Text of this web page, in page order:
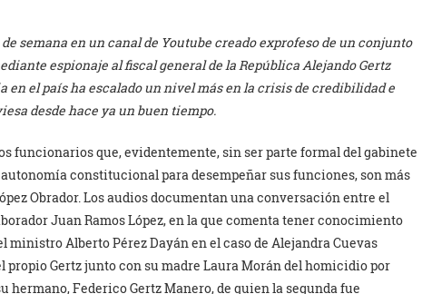
semana en un canal de Youtube creado exprofeso de un conjunto
espionaje al fiscal general de la República Alejando Gertz
en el país ha escalado un nivel más en la crisis de credibilidad e
desde hace ya un buen tiempo.
funcionarios que, evidentemente, sin ser parte formal del gabinete
constitucional para desempeñar sus funciones, son más
Obrador. Los audios documentan una conversación entre el
Juan Ramos López, en la que comenta tener conocimiento
ministro Alberto Pérez Dayán en el caso de Alejandra Cuevas
propio Gertz junto con su madre Laura Morán del homicidio por
hermano, Federico Gertz Manero, de quien la segunda fue